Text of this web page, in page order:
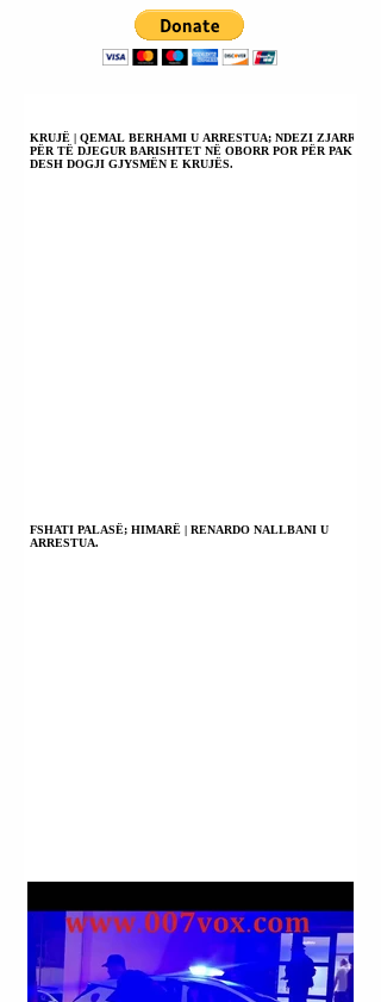
TESTET
BËRTHAMORE.
KRUJË | QEMAL BERHAMI U ARRESTUA; NDEZI ZJARR
PËR TË DJEGUR BARISHTET NË OBORR POR PËR PAK
DESH DOGJI GJYSMËN E KRUJËS.
FSHATI PALASË; HIMARË | RENARDO NALLBANI U
ARRESTUA.